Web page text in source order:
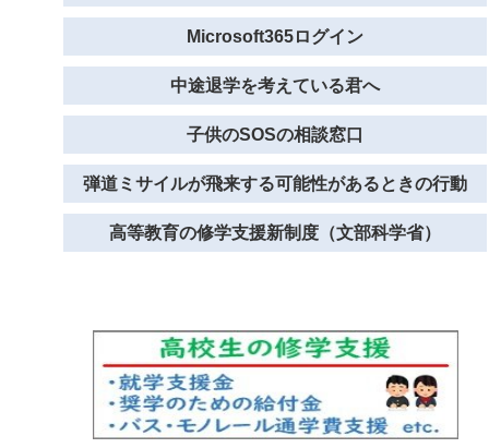
Microsoft365ログイン
中途退学を考えている君へ
子供のSOSの相談窓口
弾道ミサイルが飛来する可能性があるときの行動
高等教育の修学支援新制度（文部科学省）